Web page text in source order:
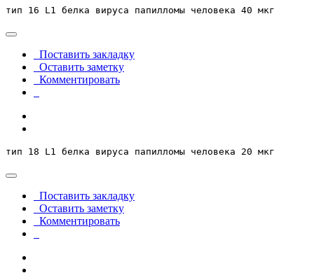
тип 16 L1 белка вируса папилломы человека 40 мкг
Поставить закладку
Оставить заметку
Комментировать
тип 18 L1 белка вируса папилломы человека 20 мкг
Поставить закладку
Оставить заметку
Комментировать